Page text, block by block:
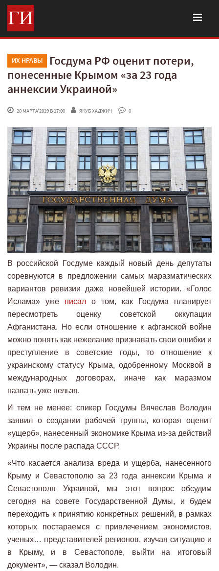
ИХ НРАВЫ
Госдума РФ оценит потери,
понесенные Крымом «за 23 года
аннексии Украиной»
20 МАРТА'2019 В 17:00 ЯКУБ ХАДЖИЧ 0
В российской Госдуме каждый новый день депутаты
соревнуются в предложении самых маразматических
вариантов ревизии даже новейшей истории. «Голос
Ислама» уже писал о том, как Госдума планирует
пересмотреть оценку советской оккупации
Афганистана. Но если отношение к афганской войне
можно понять как нежелание признавать свои ошибки и
преступление в советские годы, то отношение к
украинскому статусу Крыма, одобренному Москвой в
международных договорах, иначе как маразмом
назвать уже нельзя.
И тем не менее: спикер Госдумы Вячеслав Володин
заявил о создании рабочей группы, которая оценит
«ущерб», нанесенный экономике Крыма из-за действий
Украины после распада СССР.
«Что касается анализа вреда и ущерба, нанесенного
Крыму и Севастополю за 23 года аннексии Крыма и
Севастополя Украиной, мы этот вопрос обсудим
сегодня на совете Государственной Думы, и будем
переходить к принятию конкретных решений, в рамках
которых постараемся с привлечением экономистов,
ученых… представителей регионов, изучая ситуацию и
в Крыму, и в Севастополе, выйти на итоговый
документ», — сказал Володин.